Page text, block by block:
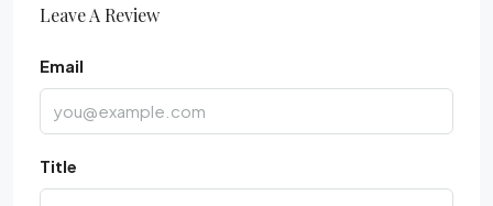
Leave A Review
Email
Title